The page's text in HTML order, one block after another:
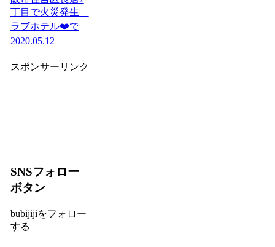
丁目で火災発生
ラブホテル❤️で
2020.05.12
スポンサーリンク
SNSフォロー
ボタン
bubijijiをフォロー
する